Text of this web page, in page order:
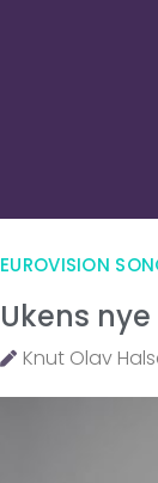
EUROVISION
Ukens
Knut Olav